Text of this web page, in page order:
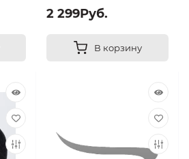
2 299Руб.
В корзину